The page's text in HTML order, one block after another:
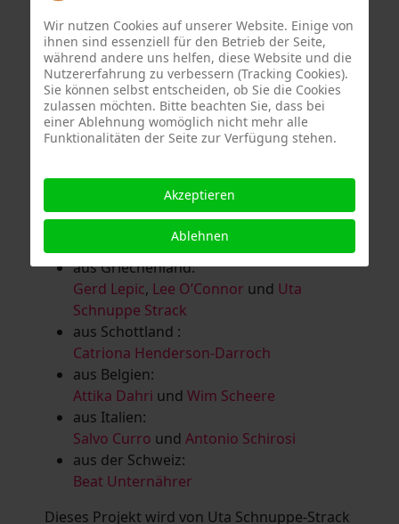
Eric Schaftlein.
aus den Niederlanden:
Dorrety Brookhuis,Natalia Dik,Elise
EekhoutundHenny Schaapman
aus Deutschland:
Salomé Herbst,Andrea Jungnitsch,
Lanzl,Heidrun MalComes,Christa Mayer-
Guntram Prochaska
Schaub,Vera Schaub,Birgit Schweimler &
Serge DevadderundRolf Thärichen
aus Griechenland:
Gerd Lepic, Lee O’Connor und Uta
Schnuppe Strack
aus Schottland :
Catriona Henderson-Darroch
aus Belgien:
Attika Dahri und Wim Scheere
aus Italien:
Salvo Curro und Antonio Schirosi
aus der Schweiz:
Beat Unternährer
Dieses Projekt wird von Uta Schnuppe-Strack
Wir nutzen Cookies auf unserer Website. Einige von
ihnen sind essenziell für den Betrieb der Seite,
während andere uns helfen, diese Website und die
Nutzererfahrung zu verbessern (Tracking Cookies).
Sie können selbst entscheiden, ob Sie die Cookies
zulassen möchten. Bitte beachten Sie, dass bei
einer Ablehnung womöglich nicht mehr alle
Funktionalitäten der Seite zur Verfügung stehen.
Akzeptieren
Ablehnen